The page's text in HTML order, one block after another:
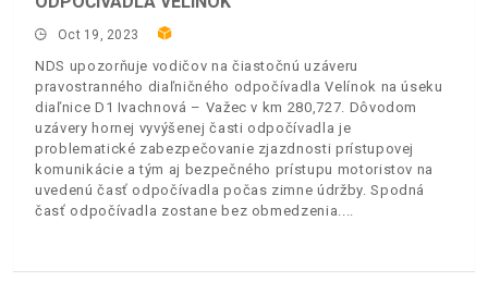
Oct 19, 2023
NDS upozorňuje vodičov na čiastočnú uzáveru
pravostranného diaľničného odpočívadla Velínok na úseku
diaľnice D1 Ivachnová – Važec v km 280,727. Dôvodom
uzávery hornej vyvýšenej časti odpočívadla je
problematické zabezpečovanie zjazdnosti prístupovej
komunikácie a tým aj bezpečného prístupu motoristov na
uvedenú časť odpočívadla počas zimne údržby. Spodná
časť odpočívadla zostane bez obmedzenia.